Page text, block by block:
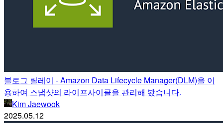
블로그 릴레이 - Amazon Data Lifecycle Manager(DLM)을 이
용하여 스냅샷의 라이프사이클을 관리해 봤습니다.
Kim Jaewook
2025.05.12